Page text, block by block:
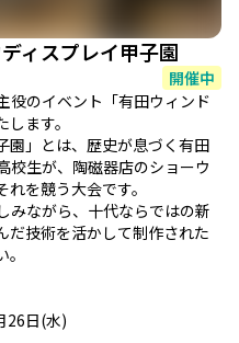
ィスプレイ甲子園
開催中
役のイベント「有田ウィンド
ます。
園」とは、歴史が息づく有田
校生が、陶磁器店のショーウ
を競う大会です。
みながら、十代ならではの新
だ技術を活かして制作された
26日(水)